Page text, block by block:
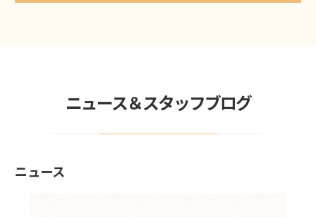
ニュース＆スタッフブログ
ニュース